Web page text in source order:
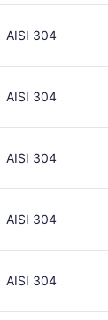
AISI 304
AISI 304
AISI 304
AISI 304
AISI 304